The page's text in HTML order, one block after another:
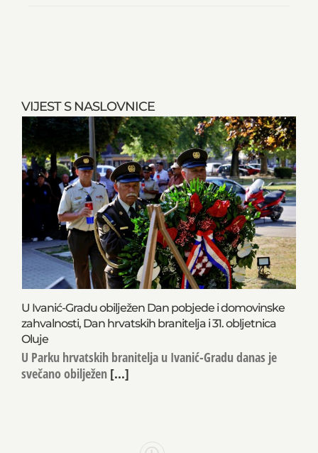
VIJEST S NASLOVNICE
U Ivanić-Gradu obilježen Dan pobjede i domovinske
zahvalnosti, Dan hrvatskih branitelja i 31. obljetnica
Oluje
U Parku hrvatskih branitelja u Ivanić-Gradu danas je
svečano obilježen [...]